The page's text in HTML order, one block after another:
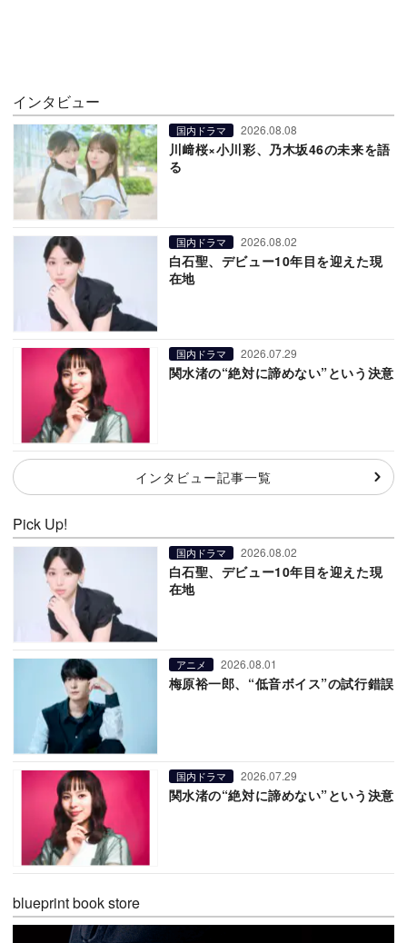
インタビュー
国内ドラマ 2026.08.08
川﨑桜×小川彩、乃木坂46の未来を語
る
国内ドラマ 2026.08.02
白石聖、デビュー10年目を迎えた現
在地
国内ドラマ 2026.07.29
関水渚の“絶対に諦めない”という決意
インタビュー記事一覧
Pick Up!
国内ドラマ 2026.08.02
白石聖、デビュー10年目を迎えた現
在地
アニメ 2026.08.01
梅原裕一郎、“低音ボイス”の試行錯誤
国内ドラマ 2026.07.29
関水渚の“絶対に諦めない”という決意
blueprint book store